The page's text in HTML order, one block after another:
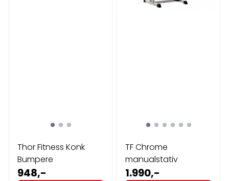
Thor Fitness Konk
Bumpere
948,-
TF Chrome
manualstativ
1.990,-